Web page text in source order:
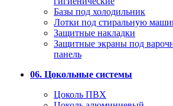
Базы под холодильник
Лотки под стиральную
Защитные накладки
Защитные экраны под
панель
06. Цокольные системы
Цоколь ПВХ